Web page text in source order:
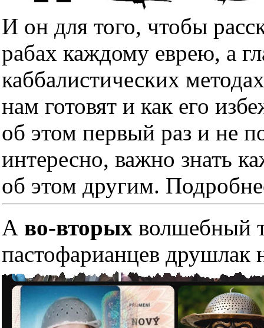
И он для того, чтобы
рабах каждому еврею, а
каббалистических
нам готовят и как его
об этом первый раз и не
интересно, важно знать
об этом другим.
А во-вторых волшебный
пастофарианцев друшлак